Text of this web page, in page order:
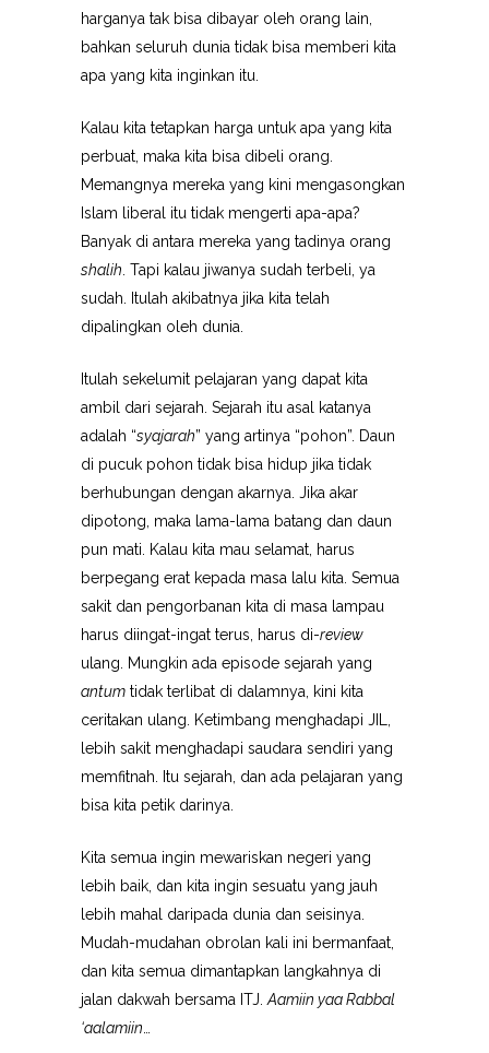
harganya tak bisa dibayar oleh orang lain,
bahkan seluruh dunia tidak bisa memberi kita
apa yang kita inginkan itu.
Kalau kita tetapkan harga untuk apa yang kita
perbuat, maka kita bisa dibeli orang.
Memangnya mereka yang kini mengasongkan
Islam liberal itu tidak mengerti apa-apa?
Banyak di antara mereka yang tadinya orang
shalih . Tapi kalau jiwanya sudah terbeli, ya
sudah. Itulah akibatnya jika kita telah
dipalingkan oleh dunia.
Itulah sekelumit pelajaran yang dapat kita
ambil dari sejarah. Sejarah itu asal katanya
adalah “syajarah” yang artinya “pohon”. Daun
di pucuk pohon tidak bisa hidup jika tidak
berhubungan dengan akarnya. Jika akar
dipotong, maka lama-lama batang dan daun
pun mati. Kalau kita mau selamat, harus
berpegang erat kepada masa lalu kita. Semua
sakit dan pengorbanan kita di masa lampau
harus diingat-ingat terus, harus di-review
ulang. Mungkin ada episode sejarah yang
antum tidak terlibat di dalamnya, kini kita
ceritakan ulang. Ketimbang menghadapi JIL,
lebih sakit menghadapi saudara sendiri yang
memfitnah. Itu sejarah, dan ada pelajaran yang
bisa kita petik darinya.
Kita semua ingin mewariskan negeri yang
lebih baik, dan kita ingin sesuatu yang jauh
lebih mahal daripada dunia dan seisinya.
Mudah-mudahan obrolan kali ini bermanfaat,
dan kita semua dimantapkan langkahnya di
jalan dakwah bersama ITJ. Aamiin yaa Rabbal
‘aalamiin